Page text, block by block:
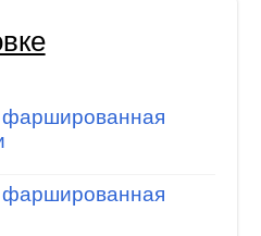
фаршированная
фаршированная